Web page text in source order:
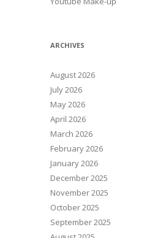
ARCHIVES
August 2026
July 2026
May 2026
April 2026
March 2026
February 2026
January 2026
December 2025
November 2025
October 2025
September 2025